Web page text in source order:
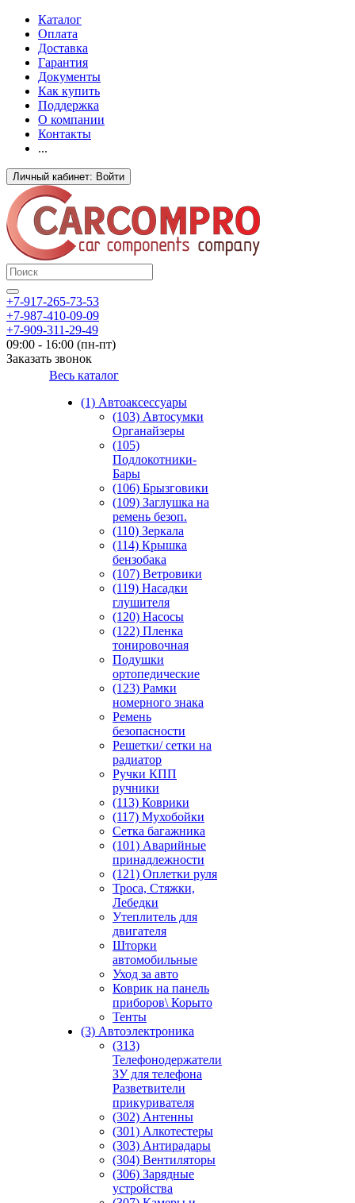
Каталог
Оплата
Доставка
Гарантия
Документы
Как купить
Поддержка
О компании
Контакты
...
Личный кабинет: Войти
+7-917-265-73-53
+7-987-410-09-09
+7-909-311-29-49
09:00 - 16:00 (пн-пт)
Заказать звонок
Весь каталог
(1) Автоаксессуары
(103) Автосумки
Органайзеры
(105)
Подлокотники-
Бары
(106) Брызговики
(109) Заглушка на
ремень безоп.
(110) Зеркала
(114) Крышка
бензобака
(107) Ветровики
(119) Насадки
глушителя
(120) Насосы
(122) Пленка
тонировочная
Подушки
ортопедические
(123) Рамки
номерного знака
Ремень
безопасности
Решетки/ сетки на
радиатор
Ручки КПП
ручники
(113) Коврики
(117) Мухобойки
Сетка багажника
(101) Аварийные
принадлежности
(121) Оплетки руля
Троса, Стяжки,
Лебедки
Утеплитель для
двигателя
Шторки
автомобильные
Уход за авто
Коврик на панель
приборов\ Корыто
Тенты
(3) Автоэлектроника
(313)
Телефонодержатели
ЗУ для телефона
Разветвители
прикуривателя
(302) Антенны
(301) Алкотестеры
(303) Антирадары
(304) Вентиляторы
(306) Зарядные
устройства